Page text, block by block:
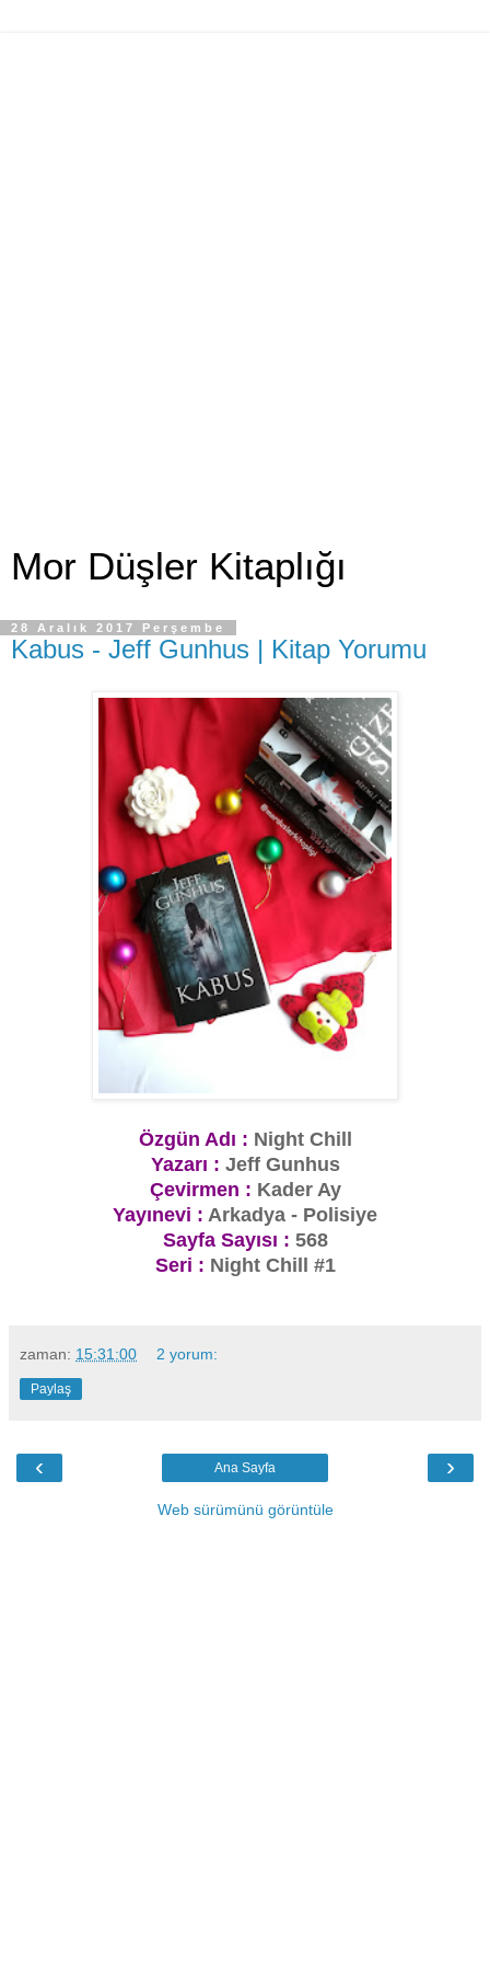
Mor Düşler Kitaplığı
28 Aralık 2017 Perşembe
Kabus - Jeff Gunhus | Kitap Yorumu
Özgün Adı : Night Chill
Yazarı : Jeff Gunhus
Çevirmen : Kader Ay
Yayınevi : Arkadya - Polisiye
Sayfa Sayısı : 568
Seri : Night Chill #1
zaman: 15:31:00 2 yorum:
Paylaş
‹ ›
Ana Sayfa
Web sürümünü görüntüle